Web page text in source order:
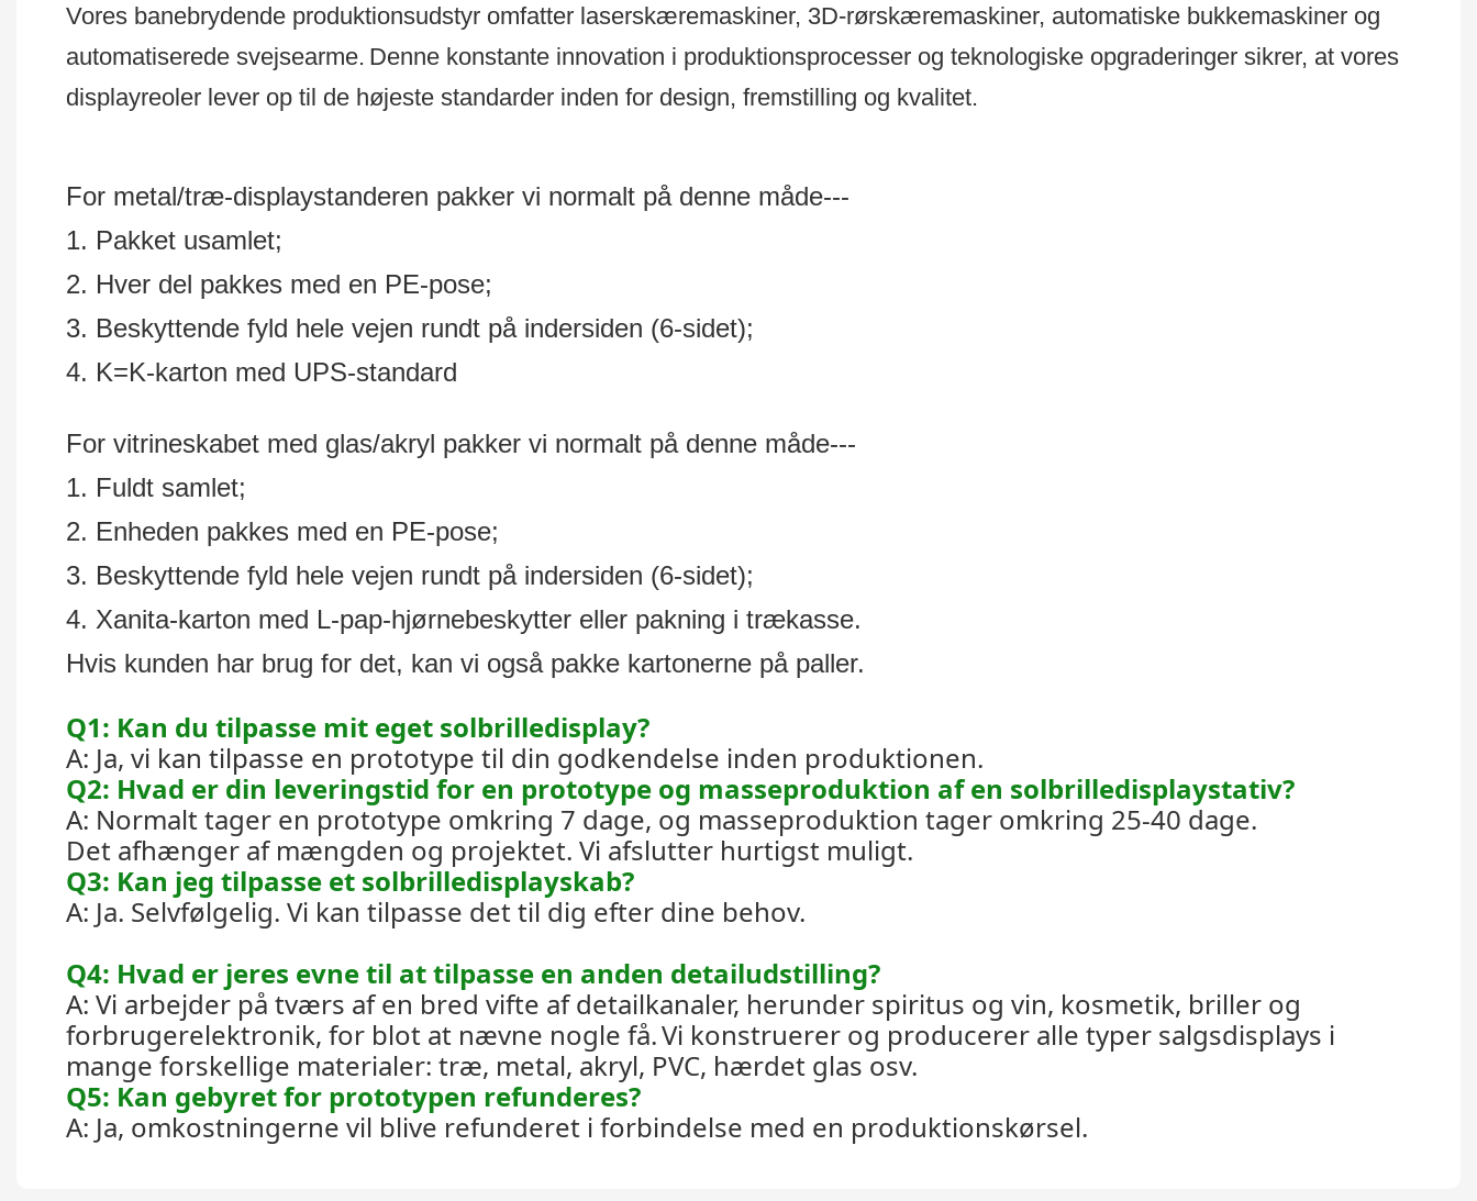
Vores banebrydende produktionsudstyr omfatter laserskæremaskiner, 3D-rørskæremaskiner, automatiske bukkemaskiner og
automatiserede svejsearme. Denne konstante innovation i produktionsprocesser og teknologiske opgraderinger sikrer, at vores
displayreoler lever op til de højeste standarder inden for design, fremstilling og kvalitet.
For metal/træ-displaystanderen pakker vi normalt på denne måde---
1. Pakket usamlet;
2. Hver del pakkes med en PE-pose;
3. Beskyttende fyld hele vejen rundt på indersiden (6-sidet);
4. K=K-karton med UPS-standard
For vitrineskabet med glas/akryl pakker vi normalt på denne måde---
1. Fuldt samlet;
2. Enheden pakkes med en PE-pose;
3. Beskyttende fyld hele vejen rundt på indersiden (6-sidet);
4. Xanita-karton med L-pap-hjørnebeskytter eller pakning i trækasse.
Hvis kunden har brug for det, kan vi også pakke kartonerne på paller.
Q1: Kan du tilpasse mit eget solbrilledisplay?
A: Ja, vi kan tilpasse en prototype til din godkendelse inden produktionen.
Q2: Hvad er din leveringstid for en prototype og masseproduktion af en solbrilledisplaystativ?
A: Normalt tager en prototype omkring 7 dage, og masseproduktion tager omkring 25-40 dage.
Det afhænger af mængden og projektet. Vi afslutter hurtigst muligt.
Q3: Kan jeg tilpasse et solbrilledisplayskab?
A: Ja. Selvfølgelig. Vi kan tilpasse det til dig efter dine behov.
Q4: Hvad er jeres evne til at tilpasse en anden detailudstilling?
A: Vi arbejder på tværs af en bred vifte af detailkanaler, herunder spiritus og vin, kosmetik, briller og
forbrugerelektronik, for blot at nævne nogle få.Vi konstruerer og producerer alle typer salgsdisplays i
mange forskellige materialer: træ, metal, akryl, PVC, hærdet glas osv.
Q5: Kan gebyret for prototypen refunderes?
A: Ja, omkostningerne vil blive refunderet i forbindelse med en produktionskørsel.